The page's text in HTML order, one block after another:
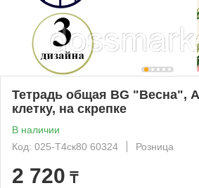
Тетрадь общая BG "Весна",
клетку, на скрепке
В наличии
Код: 025-Т4ск80 60324
Розница
2 720 ₸